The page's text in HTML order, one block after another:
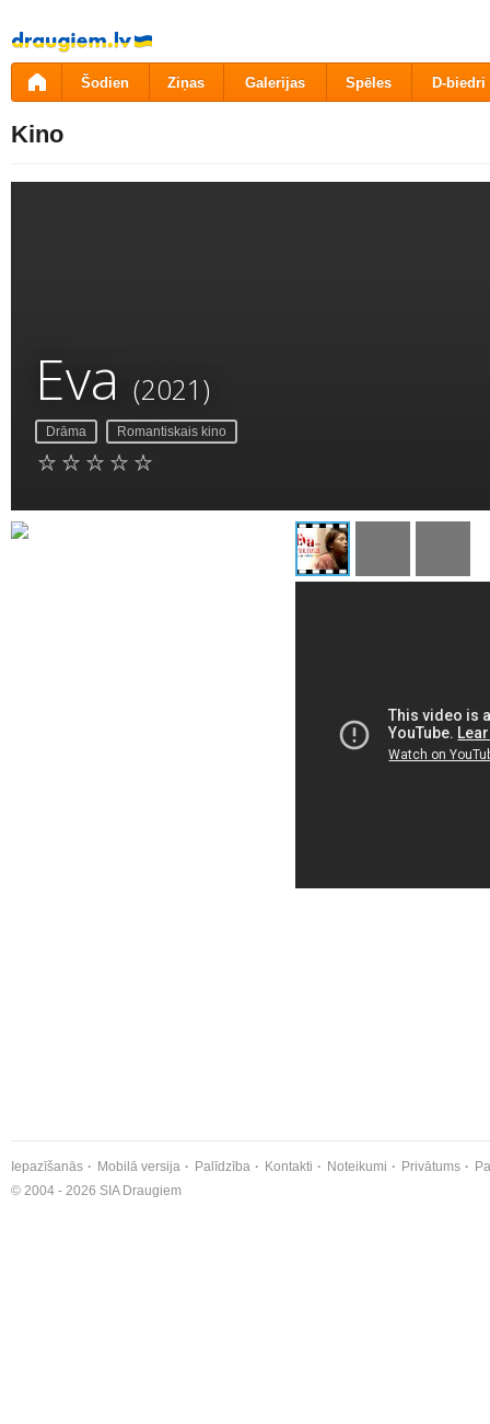
Pāriet
uz
saturu
Šodien Ziņas Galerijas Spēles D-biedri
Kino
Eva (2021)
Drāma Romantiskais kino
Iepazīšanās Mobilā versija Palīdzība Kontakti Noteikumi Privātums
© 2004 - 2026 SIA Draugiem